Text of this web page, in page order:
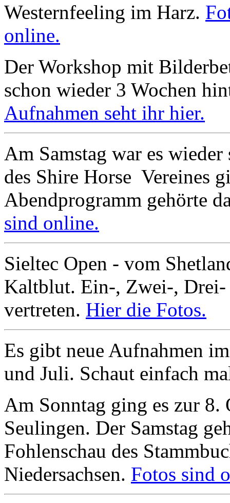
Westernfeeling im Harz.
online.
Der Workshop mit
schon wieder 3 Wochen
Aufnahmen seht ihr hier.
Am Samstag war es
des Shire Horse Vereines
Abendprogramm gehörte
sind online.
Sieltec Open - vom
Kaltblut. Ein-, Zwei-, Drei-
vertreten. Hier die Fotos.
Es gibt neue Aufnahmen
und Juli. Schaut einfach
Am Sonntag ging es zur 8.
Seulingen. Der Samstag
Fohlenschau des
Niedersachsen. Fotos sind